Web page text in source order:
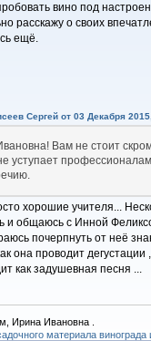
вино под
расскажу о своих
ещё.
Сергей от 03 Декабря
Вам не стоит
уступает
хорошие учителя...
и общаюсь с Инной
почерпнуть от неё
она проводит
как задушевная песня ...
Ирина Ивановна .
материала